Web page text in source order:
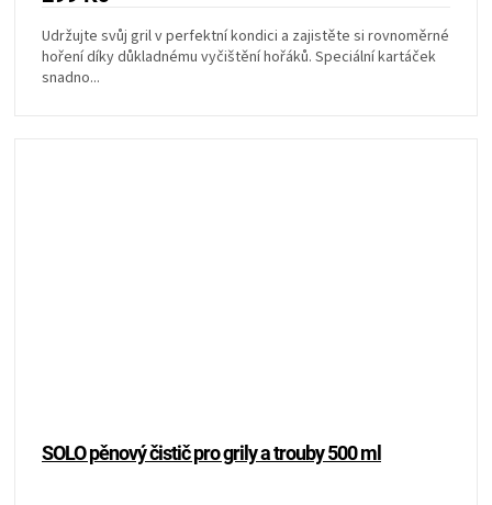
Udržujte svůj gril v perfektní kondici a zajistěte si rovnoměrné
hoření díky důkladnému vyčištění hořáků. Speciální kartáček
snadno...
SOLO pěnový čistič pro grily a trouby 500 ml